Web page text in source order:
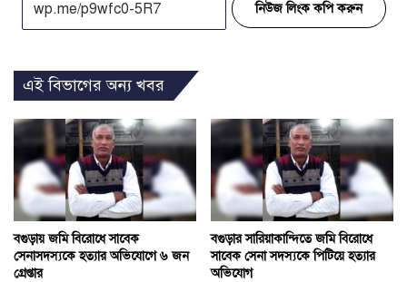
নিউজ লিংক কপি করুন
এই বিভাগের অন্য খবর
বগুড়ায় জমি বিরোধে সাবেক
সেনাসদস্যকে হত্যার অভিযোগে ৬ জন
গ্রেপ্তার
বগুড়ার সারিয়াকান্দিতে জমি বিরোধে
সাবেক সেনা সদস্যকে পিটিয়ে হত্যার
অভিযোগ